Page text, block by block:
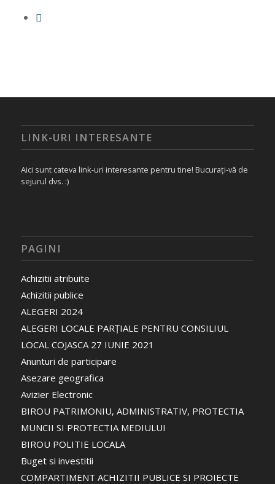
LINK-URI INTERESANTE
Aici sunt cateva link-uri interesante pentru tine! Bucurați-vă de
sejurul dvs. :)
PAGINI
Achizitii atribuite
Achizitii publice
ALEGERI 2024
ALEGERI LOCALE PARȚIALE PENTRU CONSILIUL
LOCAL COJASCA 27 IUNIE 2021
Anunturi de participare
Asezare geografica
Avizier Electronic
BIROU PATRIMONIU, ADMINISTRATIV, PROTECTIA
MUNCII SI PROTECTIA MEDIULUI
BIROU POLITIE LOCALA
Buget si investitii
COMPARTIMENT ACHIZITII PUBLICE SI PROIECTE